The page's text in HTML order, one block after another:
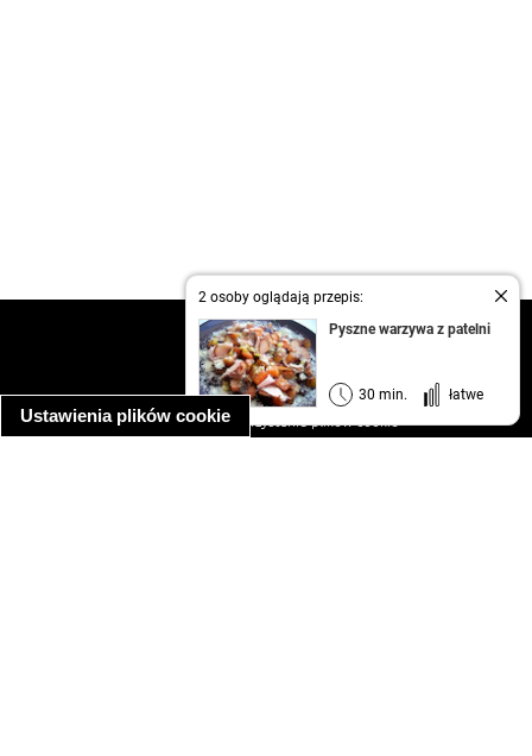
Ustawienia plików cookie
2 osoby oglądają przepis:
Pyszne warzywa z patelni
30 min. łatwe
kontakt
regulamin
informacja o prywatności
informacja o wykorzystaniu plików cookie